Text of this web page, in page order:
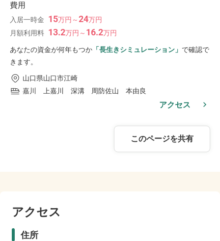
費用
入居一時金 15万円 ～24万円
月額利用料 13.2万円 ～ 16.2万円
あなたの資金が何年もつか 「長生きシミュレーション」 で確認で
きます。
山口県山口市江崎
嘉川 上嘉川 深溝 周防佐山 本由良
アクセス
このページを共有
アクセス
住所